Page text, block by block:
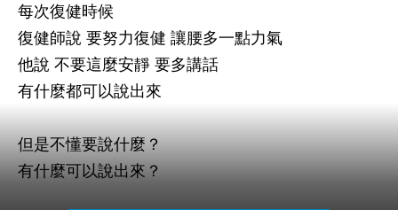
每次復健時候
復健師說 要努力復健 讓腰多一點力氣
他說 不要這麼安靜 要多講話
有什麼都可以說出來
但是不懂要說什麼？
有什麼可以說出來？